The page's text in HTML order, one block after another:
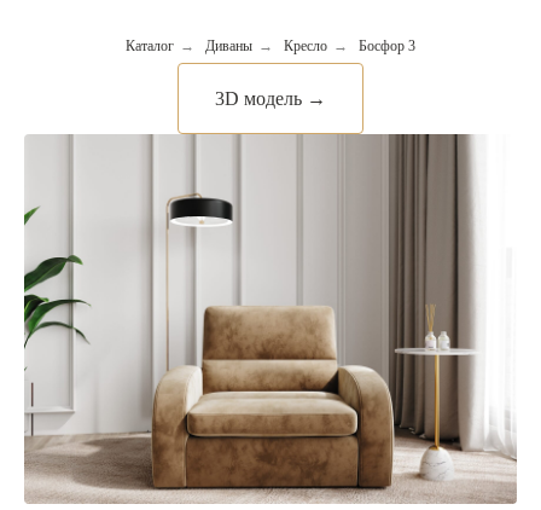
Каталог → Диваны → Кресло → Босфор 3
3D модель →